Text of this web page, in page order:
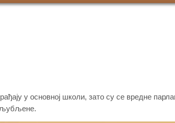
у основној школи, зато су се вредне